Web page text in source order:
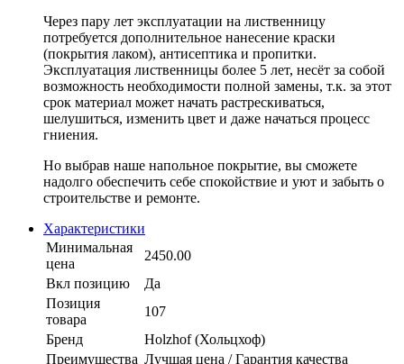
Через пару лет эксплуатации на лиственницу
потребуется дополнительное нанесение краски
(покрытия лаком), антисептика и пропитки.
Эксплуатация лиственницы более 5 лет, несёт за собой
возможность необходимости полной замены, т.к. за этот
срок материал может начать растрескиваться,
шелушиться, изменить цвет и даже начаться процесс
гниения.
Но выбрав наше напольное покрытие, вы сможете
надолго обеспечить себе спокойствие и уют и забыть о
строительстве и ремонте.
Характеристики
Минимальная
цена
2450.00
Вкл позицию
Да
Позиция
товара
107
Бренд
Holzhof (Хольцхоф)
Преимущества Лучшая цена / Гарантия качества